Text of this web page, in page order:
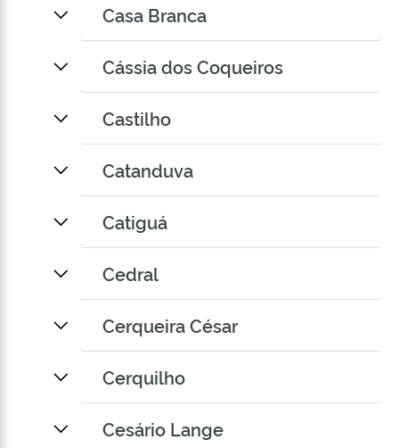
Casa Branca
Cássia dos Coqueiros
Castilho
Catanduva
Catiguá
Cedral
Cerqueira César
Cerquilho
Cesário Lange